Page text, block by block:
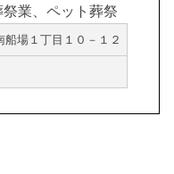
業、ペット葬祭
場１丁目１０－１２